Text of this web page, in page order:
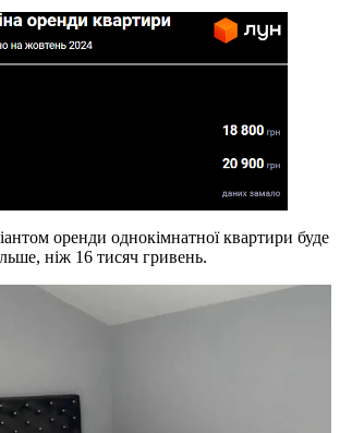
оренди однокімнатної квартири буде
ніж 16 тисяч гривень.